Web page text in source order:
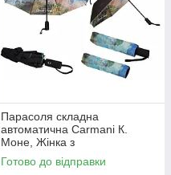
Парасоля складна
автоматична Carmani К.
Моне, Жінка з
парасолькою(малюнок
всередині), d- 100см, L-24см
Готово до відправки